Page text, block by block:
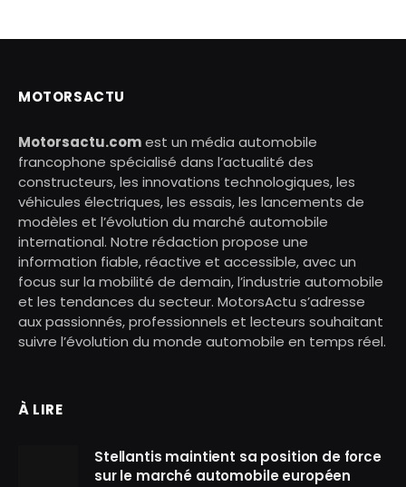
MOTORSACTU
Motorsactu.comest un média automobile
francophone spécialisé dans l’actualité des
constructeurs, les innovations technologiques, les
véhicules électriques, les essais, les lancements de
modèles et l’évolution du marché automobile
international. Notre rédaction propose une
information fiable, réactive et accessible, avec un
focus sur la mobilité de demain, l’industrie automobile
et les tendances du secteur. MotorsActu s’adresse
aux passionnés, professionnels et lecteurs souhaitant
suivre l’évolution du monde automobile en temps réel.
À LIRE
Stellantis maintient sa position de force
sur le marché automobile européen